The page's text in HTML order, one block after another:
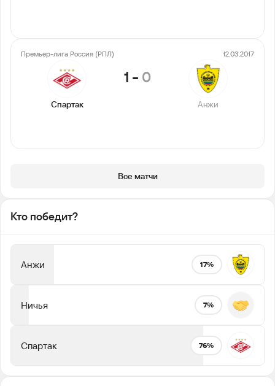
Премьер-лига Россия (РПЛ) 12.03.2017
Спартак
1 - 0
Анжи
Все матчи
Кто победит?
Анжи 17%
Ничья 7%
Спартак 76%